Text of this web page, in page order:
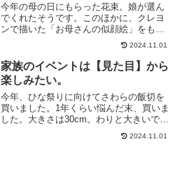
今年の母の日にもらった花束。娘が選ん
でくれたそうです。このほかに、クレヨ
ンで描いた「お母さんの似顔絵」をもら
いました。今年は似顔絵を息子が率先し
て準備してくれたんだとか。娘に声をか
けて、一緒に描いてくれたらしい。らし
い、と書いたけど、私は全...
2024.11.01
家族のイベントは【見た目】から
楽しみたい。
今年、ひな祭りに向けてさわらの飯切を
買いました。1年くらい悩んだ末、買いま
した。大きさは30cm。わりと大きいで
す。写真は錦糸卵を混ぜたご飯で、手巻
き寿司をしているの図。すし飯だけじゃ
2024.11.01